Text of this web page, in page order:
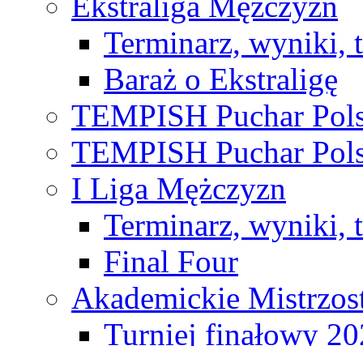
Terminarz, wyniki,
Baraż o Ekstraligę
TEMPISH Puchar
TEMPISH Puchar
I Liga Mężczyzn
Terminarz, wyniki,
Final Four
Akademickie
Turniej finałowy